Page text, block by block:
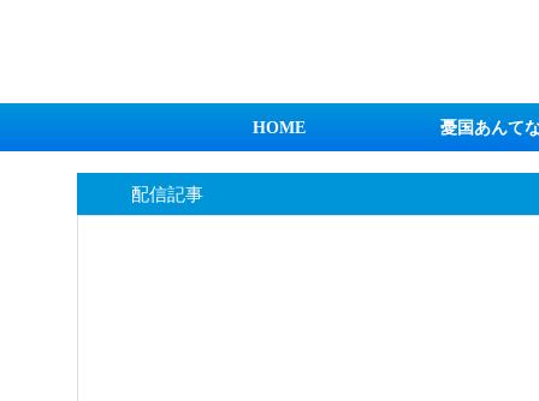
HOME 憂国あんて
配信記事